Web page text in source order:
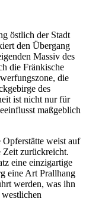
östlich der Stadt
den Übergang
Massiv des
die Fränkische
die
des
ist nicht nur für
maßgeblich
weist auf
Zeit zurückreicht.
eine einzigartige
eine Art Prallhang
werden, was ihn